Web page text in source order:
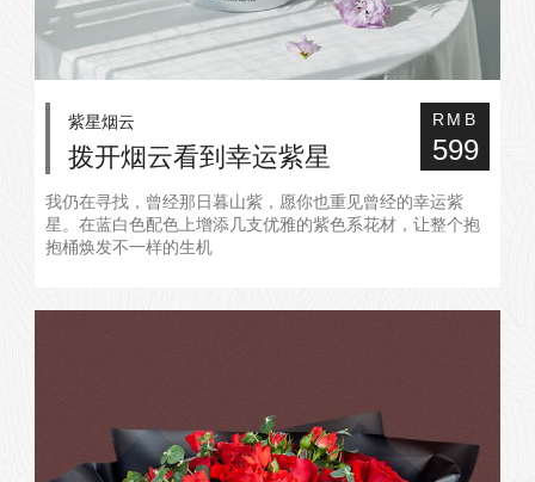
紫星烟云
拨开烟云看到幸运紫星
RMB
599
我仍在寻找，曾经那日暮山紫，愿你也重见曾经的幸运紫
星。在蓝白色配色上增添几支优雅的紫色系花材，让整个抱
抱桶焕发不一样的生机